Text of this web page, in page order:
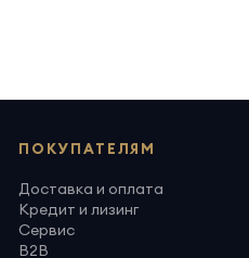
ПОКУПАТЕЛЯМ
Доставка и оплата
Кредит и лизинг
Сервис
B2B